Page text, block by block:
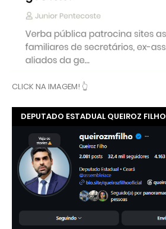
CLICK NA IMAGEM! 👆
DEPUTADO ESTADUAL QUEIROZ FILHO